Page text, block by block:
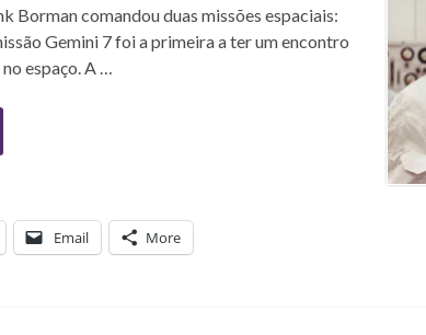
Borman comandou duas missões espaciais:
Gemini 7 foi a primeira a ter um encontro
espaço. A …
Email More